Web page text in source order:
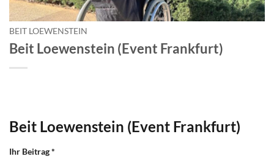
Blog
BEIT LOEWENSTEIN
Beit Loewenstein (Event Frankfurt)
Beit Loewenstein (Event Frankfurt)
Ihr Beitrag*